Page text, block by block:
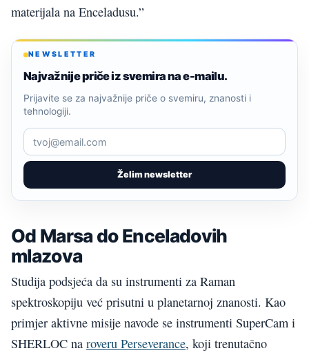
materijala na Enceladusu.”
NEWSLETTER
Najvažnije priče iz svemira na e-mailu.
Želim newsletter
Prijavite se za najvažnije priče o svemiru, znanosti i
tehnologiji.
Od Marsa do Enceladovih
mlazova
Studija podsjeća da su instrumenti za Raman
spektroskopiju već prisutni u planetarnoj znanosti. Kao
primjer aktivne misije navode se instrumenti SuperCam i
SHERLOC na roveru Perseverance, koji trenutačno